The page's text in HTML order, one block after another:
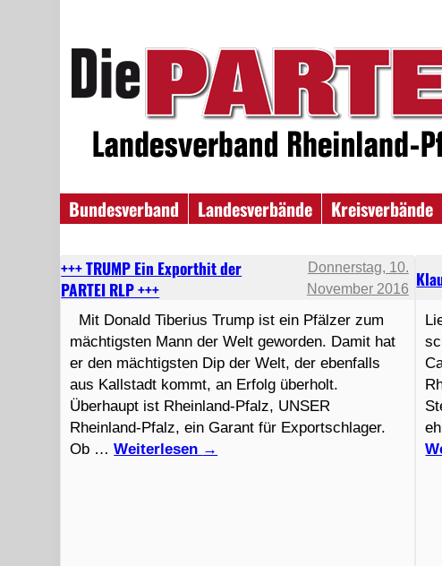
Bundesverband Landesverbände
Kreisverbände
+++ TRUMP Ein Exporthit der
PARTEI RLP +++
Donnerstag, 10.
November 2016
Mit Donald Tiberius Trump ist ein Pfälzer zum
mächtigsten Mann der Welt geworden. Damit hat
er den mächtigsten Dip der Welt, der ebenfalls
aus Kallstadt kommt, an Erfolg überholt.
Überhaupt ist Rheinland-Pfalz, UNSER
Rheinland-Pfalz, ein Garant für Exportschlager.
Ob …Weiterlesen →